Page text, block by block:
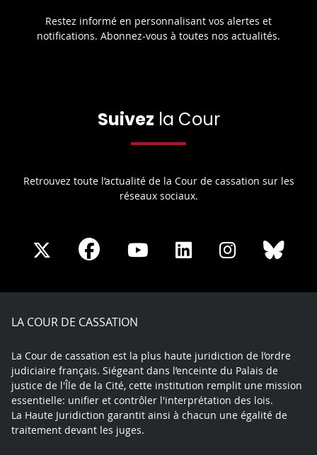
Restez informé en personnalisant vos alertes et
notifications. Abonnez-vous à toutes nos actualités.
Suivez la Cour
Retrouvez toute l’actualité de la Cour de cassation sur les
réseaux sociaux.
Share
X
Share
Facebook
Share
Youtube
Share
LinkedIn
Share
Instagram
LA COUR DE CASSATION
La Cour de cassation est la plus haute juridiction de l’ordre
judiciaire français. Siégeant dans l’enceinte du Palais de
justice de l'Île de la Cité, cette institution remplit une mission
essentielle: unifier et contrôler l'interprétation des lois.
La Haute Juridiction garantit ainsi à chacun une égalité de
traitement devant les juges.